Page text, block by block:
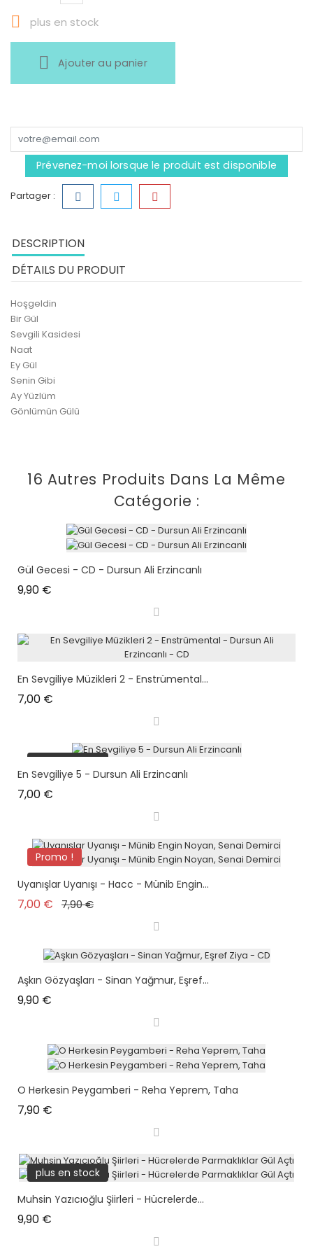
 plus en stock
Ajouter au panier
Prévenez-moi lorsque le produit est disponible
Partager :
DESCRIPTION
DÉTAILS DU PRODUIT
Hoşgeldin
Bir Gül
Sevgili Kasidesi
Naat
Ey Gül
Senin Gibi
Ay Yüzlüm
Gönlümün Gülü
16 Autres Produits Dans La Même
Catégorie :
Gül Gecesi - CD - Dursun Ali Erzincanlı
9,90 €
En Sevgiliye Müzikleri 2 - Enstrümental...
7,00 €
plus en stock
En Sevgiliye 5 - Dursun Ali Erzincanlı
7,00 €
Promo !
Uyanışlar Uyanışı - Hacc - Münib Engin...
7,00 € Prix de base
7,90 €Prix
Aşkın Gözyaşları - Sinan Yağmur, Eşref...
9,90 €
O Herkesin Peygamberi - Reha Yeprem, Taha
7,90 €
plus en stock
Muhsin Yazıcıoğlu Şiirleri - Hücrelerde...
9,90 €